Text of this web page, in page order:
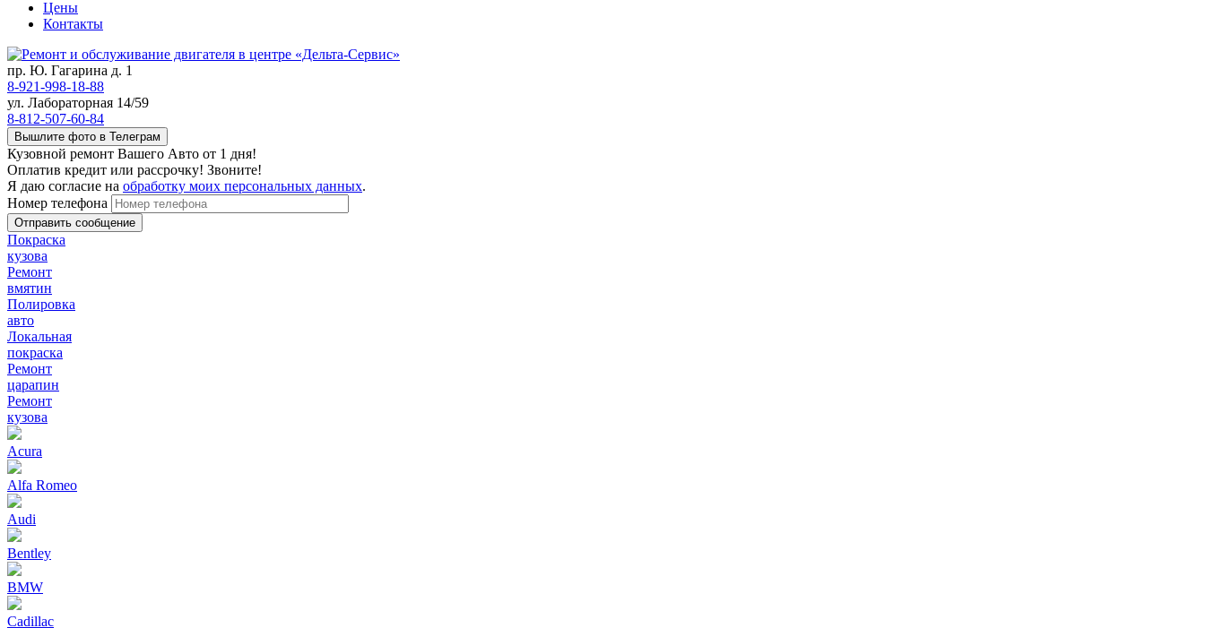
Цены
Контакты
пр. Ю. Гагарина д. 1
8-921-998-18-88
ул. Лабораторная 14/59
8-812-507-60-84
Вышлите фото в Телеграм
Кузовной ремонт Вашего Авто от 1 дня!
Оплатив кредит или рассрочку! Звоните!
Я даю согласие на обработку моих персональных данных.
Номер телефона
Покраска
кузова
Ремонт
вмятин
Полировка
авто
Локальная
покраска
Ремонт
царапин
Ремонт
кузова
Acura
Alfa Romeo
Audi
Bentley
BMW
Cadillac